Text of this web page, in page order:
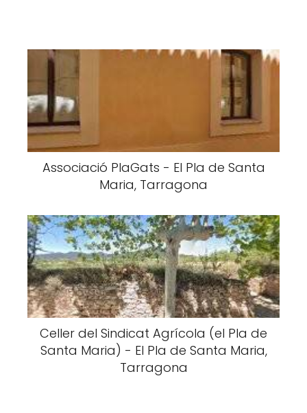
Associació PlaGats - El Pla de Santa
Maria, Tarragona
Celler del Sindicat Agrícola (el Pla de
Santa Maria) - El Pla de Santa Maria,
Tarragona